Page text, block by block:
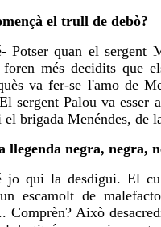
el trull de debò?
Potser quan el sergent
foren més decidits que
va fer-se l'amo de
sergent Palou va
brigada Menéndes, de
llegenda negra, negra,
qui la desdigui. El
escamolt de
Comprèn? Això